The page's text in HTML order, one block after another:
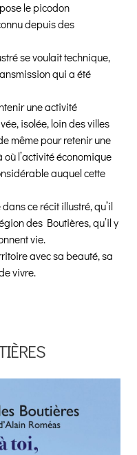
le picodon
depuis des
se voulait technique,
qui a été
une activité
isolée, loin des villes
même pour retenir une
l’activité économique
auquel cette
ce récit illustré, qu’il
des Boutières, qu’il y
vie.
avec sa beauté, sa
vivre.